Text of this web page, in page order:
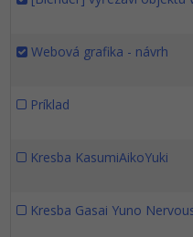
Webová grafika - návrh
Príklad
Kresba KasumiAikoYuki
Kresba Gasai Yuno